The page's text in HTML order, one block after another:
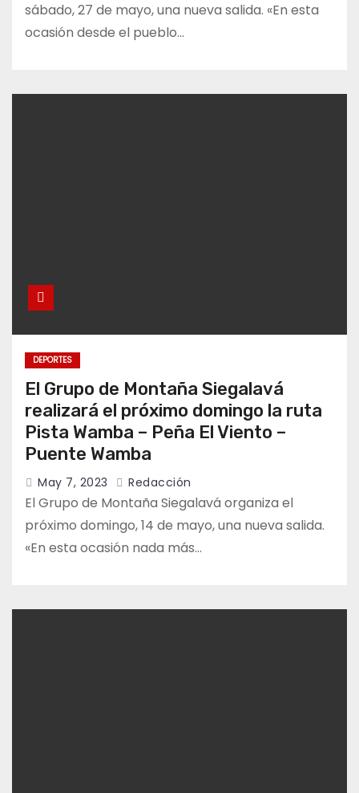
sábado, 27 de mayo, una nueva salida. «En esta
ocasión desde el pueblo…
DEPORTES
El Grupo de Montaña Siegalavá
realizará el próximo domingo la ruta
Pista Wamba – Peña El Viento –
Puente Wamba
May 7, 2023 Redacción
El Grupo de Montaña Siegalavá organiza el
próximo domingo, 14 de mayo, una nueva salida.
«En esta ocasión nada más…